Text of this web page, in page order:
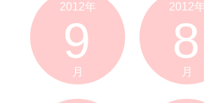
2012年
9
月
2012
8
月